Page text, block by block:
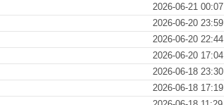
2026-06-21 00:07
2026-06-20 23:59
2026-06-20 22:44
2026-06-20 17:04
2026-06-18 23:30
2026-06-18 17:19